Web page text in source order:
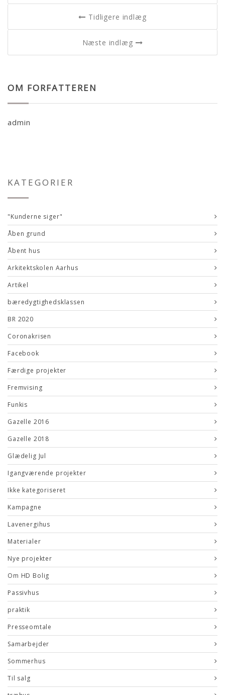
Tidligere indlæg
Næste indlæg
OM FORFATTEREN
admin
KATEGORIER
"Kunderne siger"
Åben grund
Åbent hus
Arkitektskolen Aarhus
Artikel
bæredygtighedsklassen
BR 2020
Coronakrisen
Facebook
Færdige projekter
Fremvising
Funkis
Gazelle 2016
Gazelle 2018
Glædelig Jul
Igangværende projekter
Ikke kategoriseret
Kampagne
Lavenergihus
Materialer
Nye projekter
Om HD Bolig
Passivhus
praktik
Presseomtale
Samarbejder
Sommerhus
Til salg